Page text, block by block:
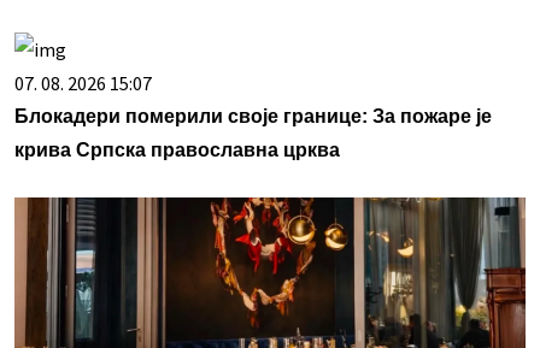
07. 08. 2026 15:07
Блокадери померили своје границе: За пожаре је
крива Српска православна црква